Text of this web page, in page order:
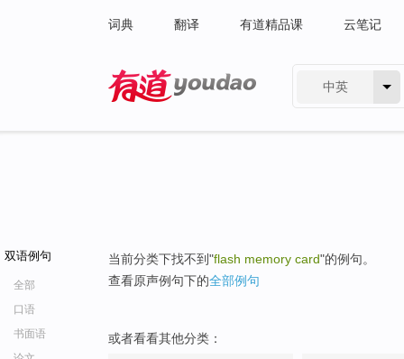
词典 翻译 有道精品课 云笔记
中英
双语例句
全部
口语
书面语
当前分类下找不到"flash memory card"的例句。
查看原声例句下的全部例句
或者看看其他分类：